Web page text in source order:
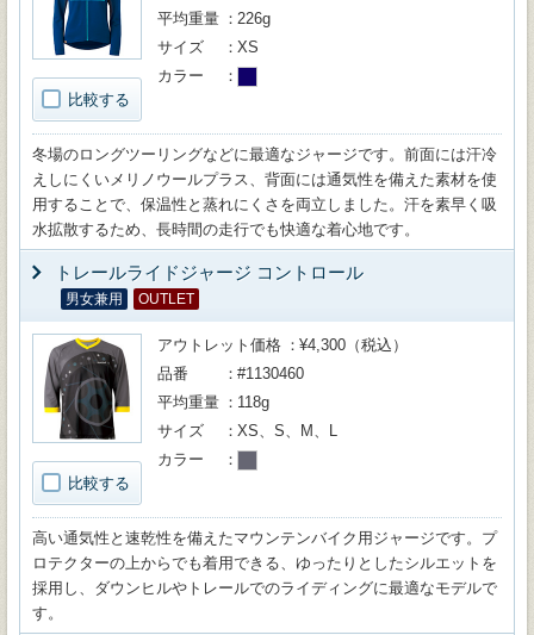
比較する
平均重量
226g
サイズ
XS
カラー
冬場のロングツーリングなどに最適なジャージです。前面には汗冷
えしにくいメリノウールプラス、背面には通気性を備えた素材を使
用することで、保温性と蒸れにくさを両立しました。汗を素早く吸
水拡散するため、長時間の走行でも快適な着心地です。
トレールライドジャージ コントロール
男女兼用 OUTLET
比較する
アウトレット価格
¥4,300（税込）
品番
#1130460
平均重量
118g
サイズ
XS、S、M、L
カラー
高い通気性と速乾性を備えたマウンテンバイク用ジャージです。プ
ロテクターの上からでも着用できる、ゆったりとしたシルエットを
採用し、ダウンヒルやトレールでのライディングに最適なモデルで
す。